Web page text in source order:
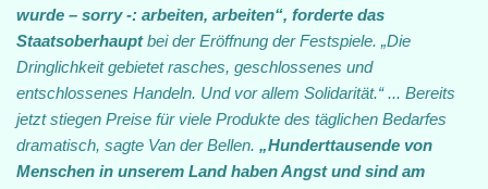
wurde – sorry -: arbeiten, arbeiten“, forderte das
Staatsoberhauptbei der Eröffnung der Festspiele. „Die
Dringlichkeit gebietet rasches, geschlossenes und
entschlossenes Handeln. Und vor allem Solidarität.“ ... Bereits
jetzt stiegen Preise für viele Produkte des täglichen Bedarfes
dramatisch, sagte Van der Bellen. „Hunderttausende von
Menschen in unserem Land haben Angst und sind am